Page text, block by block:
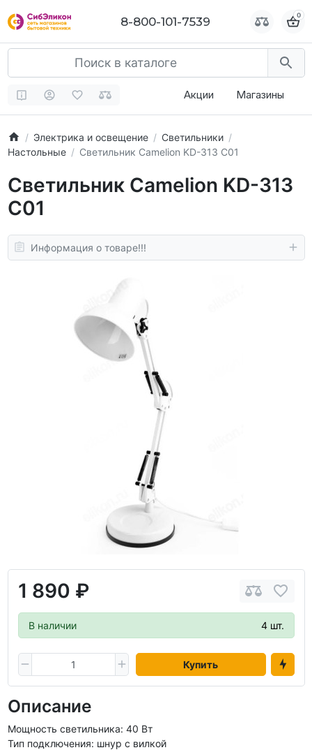
8-800-101-7539 0
Акции Магазины
Электрика и освещение
Светильники
Настольные
Светильник Camelion KD-313 C01
Светильник Camelion KD-313
C01
Информация о товаре!!!
1 890 ₽
В наличии 4 шт.
Купить
Описание
Мощность светильника: 40 Вт
Тип подключения: шнур с вилкой
8-800-101-7539 0